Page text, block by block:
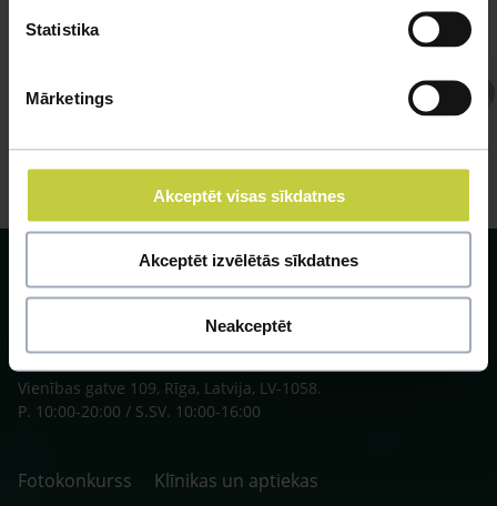
Statistika
Mārketings
Akceptēt visas sīkdatnes
Akceptēt izvēlētās sīkdatnes
Neakceptēt
Veterinārārsts
SIA ZOO Centrs, LV40003622166,
Vienības gatve 109, Rīga, Latvija, LV-1058.
P. 10:00-20:00 / S.SV. 10:00-16:00
Fotokonkurss
Klīnikas un aptiekas